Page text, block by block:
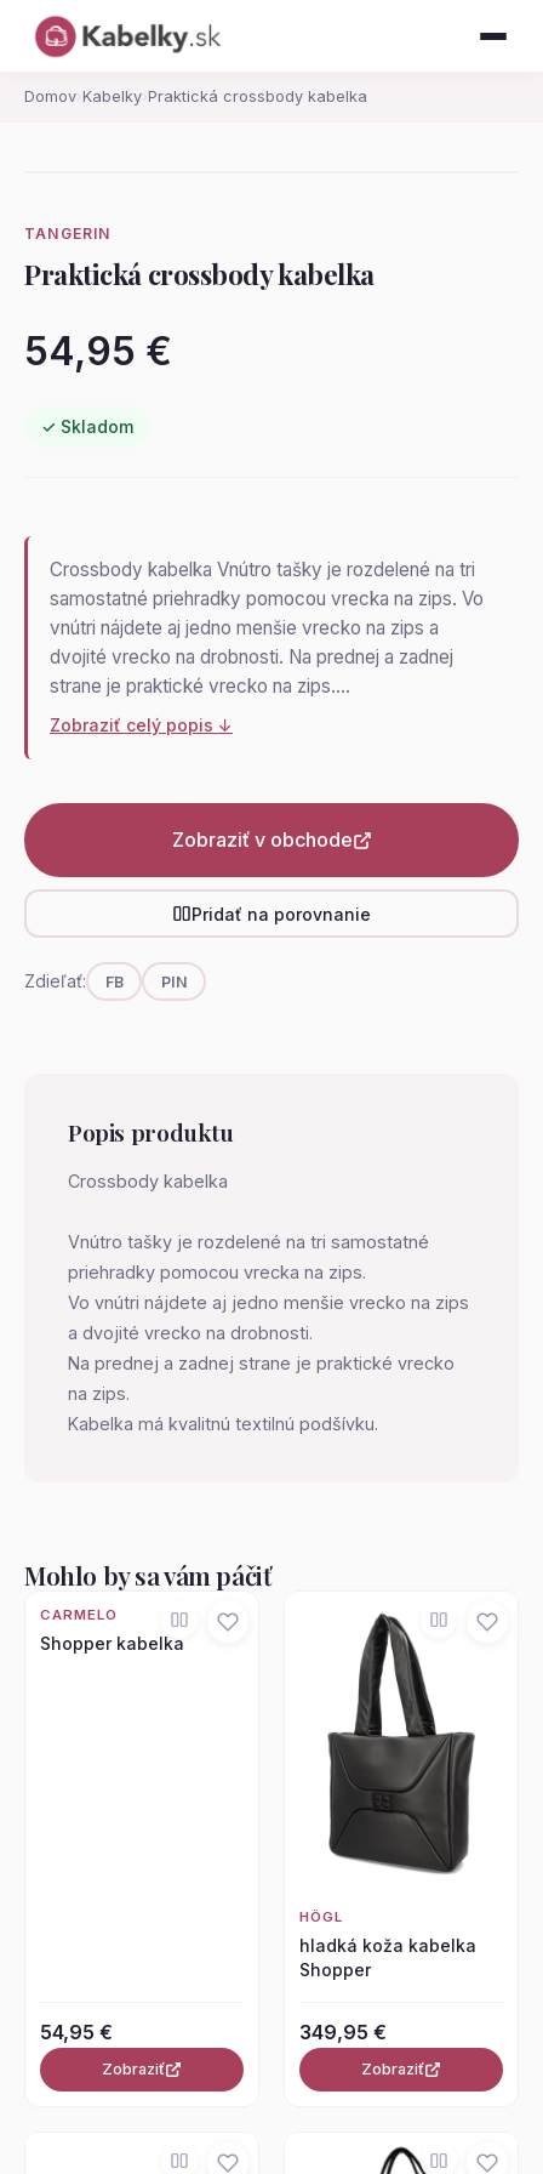
Domov› Kabelky› Praktická crossbody kabelka
TANGERIN
Praktická crossbody kabelka
54,95 €
✓ Skladom
Crossbody kabelka Vnútro tašky je rozdelené na tri
samostatné priehradky pomocou vrecka na zips. Vo
vnútri nájdete aj jedno menšie vrecko na zips a
dvojité vrecko na drobnosti. Na prednej a zadnej
strane je praktické vrecko na zips.…
Zobraziť celý popis ↓
Zobraziť v obchode
Pridať na porovnanie
Zdieľať: FB PIN
Popis produktu
Crossbody kabelka
Vnútro tašky je rozdelené na tri samostatné
priehradky pomocou vrecka na zips.
Vo vnútri nájdete aj jedno menšie vrecko na zips
a dvojité vrecko na drobnosti.
Na prednej a zadnej strane je praktické vrecko
na zips.
Kabelka má kvalitnú textilnú podšívku.
Mohlo by sa vám páčiť
CARMELO
Shopper kabelka
54,95 €
Zobraziť
HÖGL
hladká koža kabelka
Shopper
349,95 €
Zobraziť